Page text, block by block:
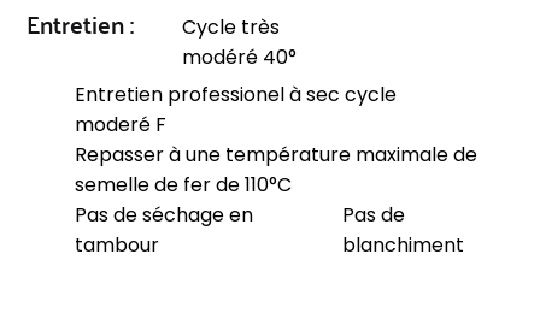
Entretien :
Cycle très
modéré 40°
Entretien professionel à sec cycle
moderé F
Repasser à une température maximale de
semelle de fer de 110°C
Pas de séchage en
tambour
Pas de
blanchiment